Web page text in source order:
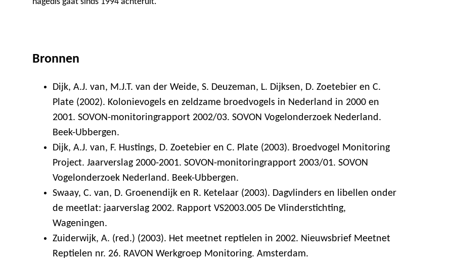
Bronnen
Dijk, A.J. van, M.J.T. van der Weide, S. Deuzeman, L. Dijksen, D. Zoetebier en C.
Plate (2002). Kolonievogels en zeldzame broedvogels in Nederland in 2000 en
2001. SOVON-monitoringrapport 2002/03. SOVON Vogelonderzoek Nederland.
Beek-Ubbergen.
Dijk, A.J. van, F. Hustings, D. Zoetebier en C. Plate (2003). Broedvogel Monitoring
Project. Jaarverslag 2000-2001. SOVON-monitoringrapport 2003/01. SOVON
Vogelonderzoek Nederland. Beek-Ubbergen.
Swaay, C. van, D. Groenendijk en R. Ketelaar (2003). Dagvlinders en libellen onder
de meetlat: jaarverslag 2002. Rapport VS2003.005 De Vlinderstichting,
Wageningen.
Zuiderwijk, A. (red.) (2003). Het meetnet reptielen in 2002. Nieuwsbrief Meetnet
Reptielen nr. 26. RAVON Werkgroep Monitoring. Amsterdam.